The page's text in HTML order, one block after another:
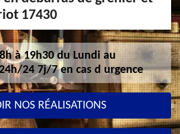
17430
à 19h30 du Lundi au
24 7j/7 en cas d urgence
NOS RÉALISATIONS